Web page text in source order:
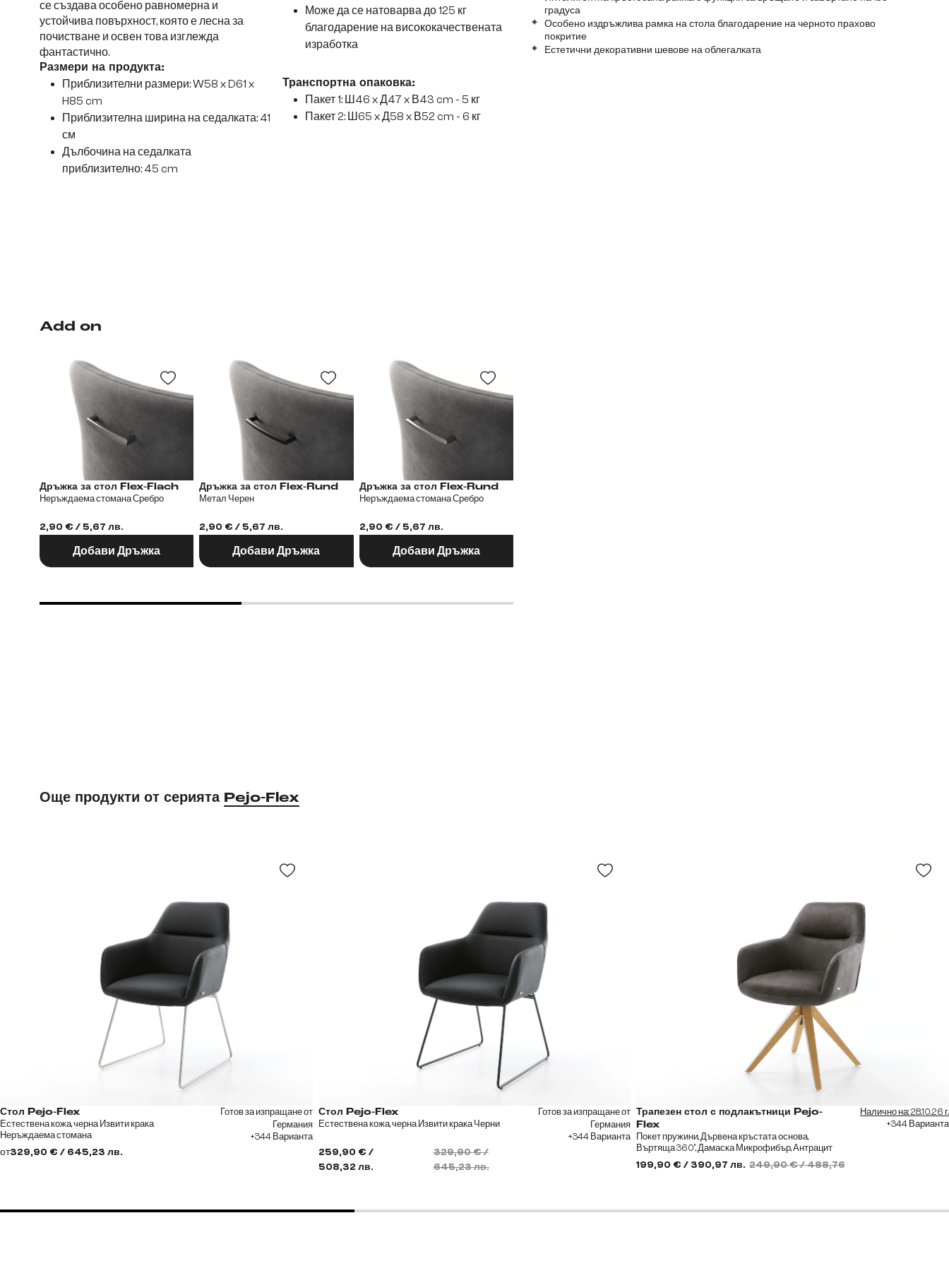
градуса
Особено издръжлива рамка на стола благодарение на черното прахово
покритие
Естетични декоративни шевове на облегалката
се създава особено равномерна и
устойчива повърхност, която е лесна за
почистване и освен това изглежда
фантастично.
Размери на продукта:
Приблизителни размери: W58 x D61 x
H85 cm
Приблизителна ширина на седалката: 41
см
Дълбочина на седалката
приблизително: 45 cm
Може да се натоварва до 125 кг
благодарение на висококачествената
изработка
Транспортна опаковка:
Пакет 1: Ш46 x Д47 x В43 cm - 5 кг
Пакет 2: Ш65 x Д58 x В52 cm - 6 кг
Add on
Дръжка за стол Flex-Flach
Неръждаема стомана Сребро
2,90 € / 5,67 лв.
Добави Дръжка
Дръжка за стол Flex-Rund
Метал Черен
2,90 € / 5,67 лв.
Добави Дръжка
Дръжка за стол Flex-Rund
Неръждаема стомана Сребро
2,90 € / 5,67 лв.
Добави Дръжка
Още продукти от серията Pejo-Flex
Стол Pejo-Flex
Естествена кожа, черна Извити крака
Неръждаема стомана
от329,90 € / 645,23 лв.
Готов за изпращане от
Германия
+344 Варианта
Стол Pejo-Flex
Естествена кожа, черна Извити крака Черни
259,90 € /
508,32 лв.
329,90 € /
645,23 лв.
Готов за изпращане от
Германия
+344 Варианта
Трапезен стол с подлакътници Pejo-
Flex
Покет пружини, Дървена кръстата основа,
Въртяща 360°, Дамаска Микрофибър, Антрацит
Винтидж
199,90 € / 390,97 лв. 249,90 € / 488,76 лв.
Налично на: 28.10.26 г.
+344 Варианта